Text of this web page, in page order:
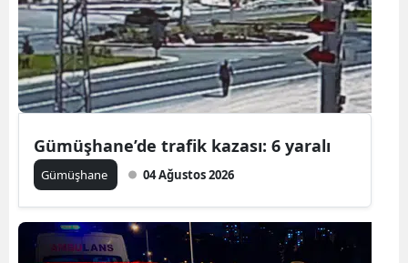
Kayseri
Kırklareli
Kırşehir
Malatya
Gümüşhane’de trafik kazası: 6 yaralı
Gümüşhane 04 Ağustos 2026